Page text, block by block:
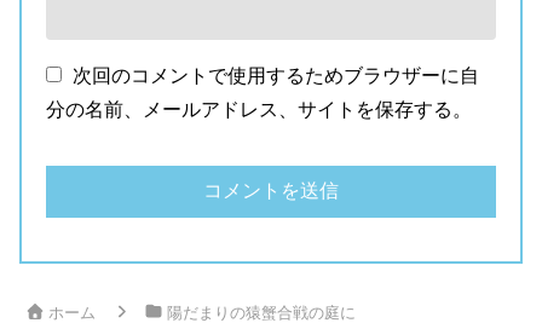
次回のコメントで使用するためブラウザーに自
分の名前、メールアドレス、サイトを保存する。
ホーム 陽だまりの猿蟹合戦の庭に